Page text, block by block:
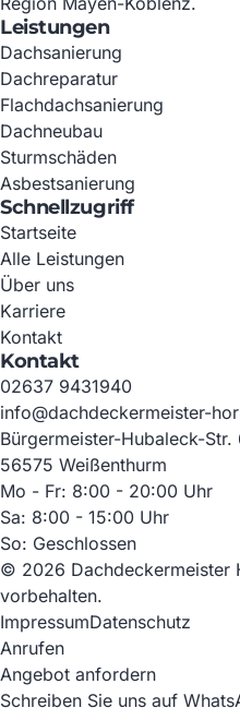
Leistungen
Dachsanierung
Dachreparatur
Flachdachsanierung
Dachneubau
Sturmschäden
Asbestsanierung
Schnellzugriff
Startseite
Alle Leistungen
Über uns
Karriere
Kontakt
Kontakt
02637 9431940
info@dachdeckermeister-
Bürgermeister-Hubaleck-Str.
56575 Weißenthurm
Mo - Fr: 8:00 - 20:00 Uhr
Sa: 8:00 - 15:00 Uhr
So: Geschlossen
© 2026 Dachdeckermeister
vorbehalten.
ImpressumDatenschutz
Anrufen
Angebot anfordern
Schreiben Sie uns auf